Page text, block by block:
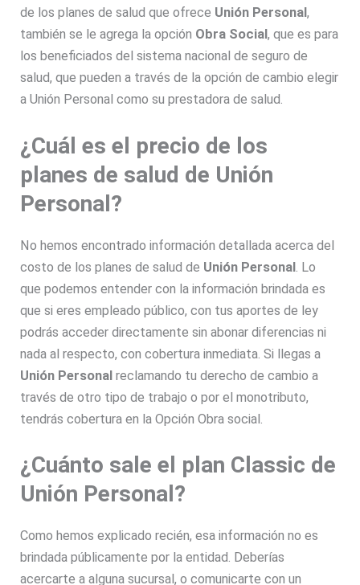
de los planes de salud que ofrece Unión Personal,
también se le agrega la opción Obra Social, que es para
los beneficiados del sistema nacional de seguro de
salud, que pueden a través de la opción de cambio elegir
a Unión Personal como su prestadora de salud.
¿Cuál es el precio de los
planes de salud de Unión
Personal?
No hemos encontrado información detallada acerca del
costo de los planes de salud de Unión Personal . Lo
que podemos entender con la información brindada es
que si eres empleado público, con tus aportes de ley
podrás acceder directamente sin abonar diferencias ni
nada al respecto, con cobertura inmediata. Si llegas a
Unión Personal reclamando tu derecho de cambio a
través de otro tipo de trabajo o por el monotributo,
tendrás cobertura en la Opción Obra social.
¿Cuánto sale el plan Classic de
Unión Personal?
Como hemos explicado recién, esa información no es
brindada públicamente por la entidad. Deberías
acercarte a alguna sucursal, o comunicarte con un